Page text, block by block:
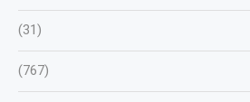
(31)
(767)